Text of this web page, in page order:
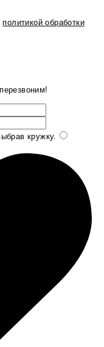
политикой обработки
кружку.